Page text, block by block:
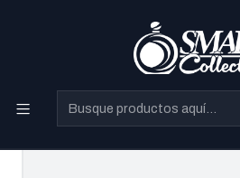
Hot Collection